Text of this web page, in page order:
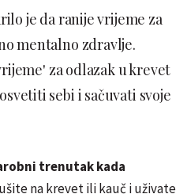
je da ranije vrijeme za
mentalno zdravlje.
za odlazak u krevet
sebi i sačuvati svoje
trenutak kada
na krevet ili kauč i uživate